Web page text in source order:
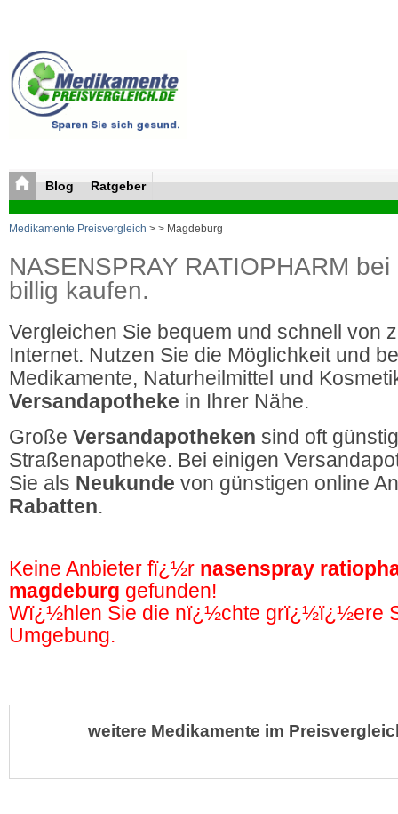
Blog Ratgeber
Medikamente Preisvergleich > > Magdeburg
NASENSPRAY RATIOPHARM
billig kaufen.
Vergleichen Sie bequem und schnell von
Internet. Nutzen Sie die Möglichkeit und
Medikamente, Naturheilmittel und
Versandapotheke in Ihrer Nähe.
Große Versandapotheken sind oft
Straßenapotheke. Bei einigen
Sie als Neukunde von günstigen online
Rabatten.
Keine Anbieter fï¿½r nasenspray
magdeburg gefunden!
Wï¿½hlen Sie die nï¿½chte grï¿½ï¿½ere
Umgebung.
weitere Medikamente im